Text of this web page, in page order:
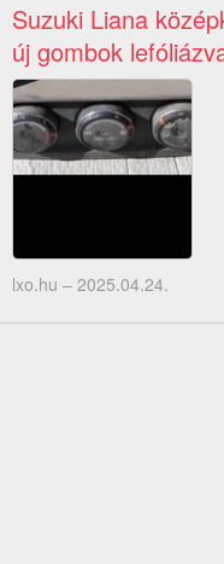
Suzuki Liana
új gombok
lxo.hu – 2025.04.24.